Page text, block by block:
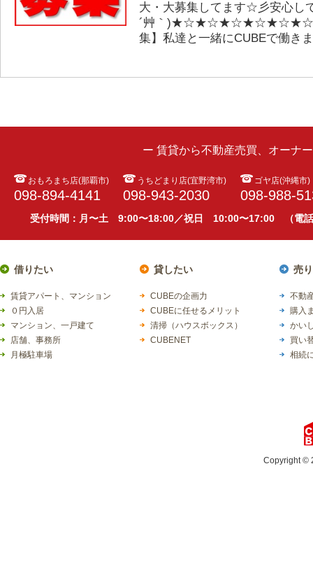
大・大募集してます☆彡安心し
´艸｀
集】私達と一緒にCUBEで働
ー 賃貸から不動産売買、オーナ
おもろまち店(那覇市)
098-894-4141
うちどまり店(宜野湾市)
098-943-2030
ゴヤ店(沖縄市)
098-988-
受付時間：月〜土 9:00〜18:00／祝日 10:00〜17:00 （電話
借りたい
賃貸アパート、マンション
０円入居
マンション、一戸建て
店舗、事務所
月極駐車場
貸したい
CUBEの企画力
CUBEに任せるメリット
清掃（ハウスボックス）
CUBENET
売
不動
購入
かい
買い
相続
Copyright ©